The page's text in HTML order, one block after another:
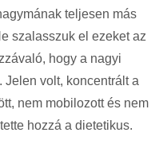
teljesen más
szalasszuk el ezeket az
hogy a nagyi
Jelen volt, koncentrált a
nem mobilozott és nem
hozzá a dietetikus.